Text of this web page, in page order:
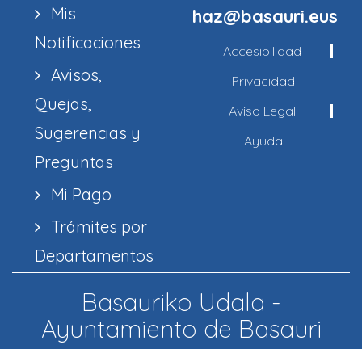
Mis
Notificaciones
Avisos,
Quejas,
Sugerencias y
Preguntas
Mi Pago
Trámites por
Departamentos
haz@basauri.eus
Accesibilidad
Privacidad
Aviso Legal
Ayuda
Basauriko Udala -
Ayuntamiento de Basauri